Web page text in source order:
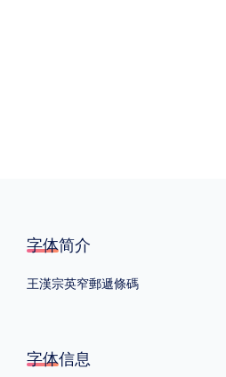
POP字体下载
字体简介
王漢宗英窄郵遞條碼
字体信息